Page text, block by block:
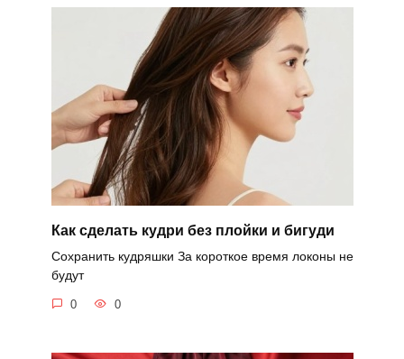
Как сделать кудри без плойки и бигуди
Сохранить кудряшки За короткое время локоны не
будут
0 0